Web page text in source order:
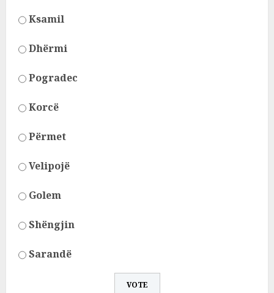
Ksamil
Dhërmi
Pogradec
Korcë
Përmet
Velipojë
Golem
Shëngjin
Sarandë